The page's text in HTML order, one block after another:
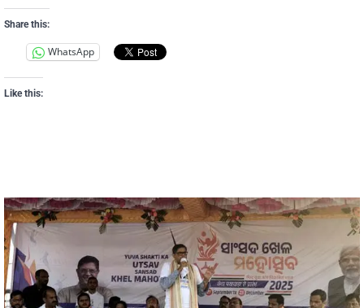
Share this:
WhatsApp
Like this: